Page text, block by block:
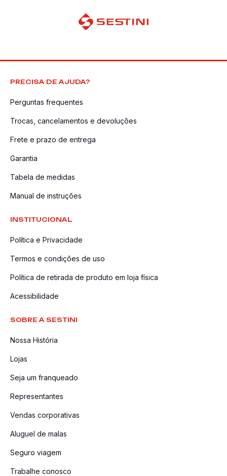
PRECISA DE AJUDA?
Perguntas frequentes
Trocas, cancelamentos e devoluções
Frete e prazo de entrega
Garantia
Tabela de medidas
Manual de instruções
INSTITUCIONAL
Política e Privacidade
Termos e condições de uso
Política de retirada de produto em loja física
Acessibilidade
SOBRE A SESTINI
Nossa História
Lojas
Seja um franqueado
Representantes
Vendas corporativas
Aluguel de malas
Seguro viagem
Trabalhe conosco